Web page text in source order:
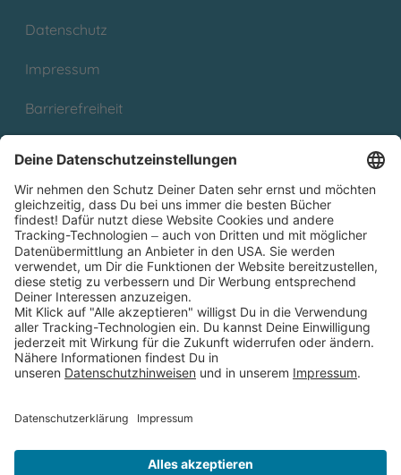
Datenschutz
Impressum
Barrierefreiheit
Partnerprogramm (Affiliate)
Folge uns auf
* Versandkostenfrei ab 9,00 € Bestellwert innerhalb
Deutschlands
** Lieferzeit 1-3 Werktage innerhalb Deutschlands
Thienemann-Esslinger Verlag GmbH, Blumenstraße 36, D-70182